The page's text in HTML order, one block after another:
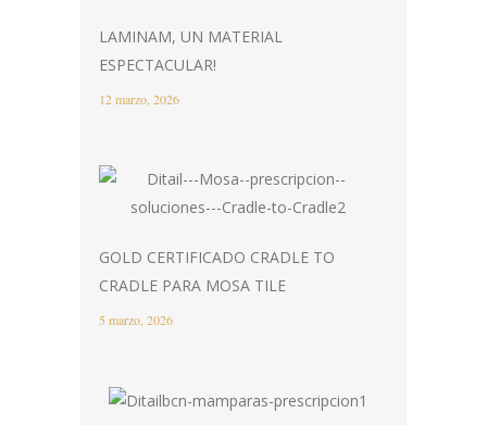
LAMINAM, UN MATERIAL
ESPECTACULAR!
12 marzo, 2026
GOLD CERTIFICADO CRADLE TO
CRADLE PARA MOSA TILE
5 marzo, 2026